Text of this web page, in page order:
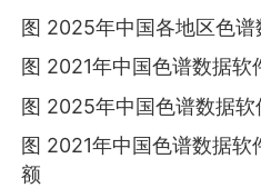
图 2025年中国各地区色
图 2021年中国色谱数据
图 2025年中国色谱数据
图 2021年中国色谱数据软
额